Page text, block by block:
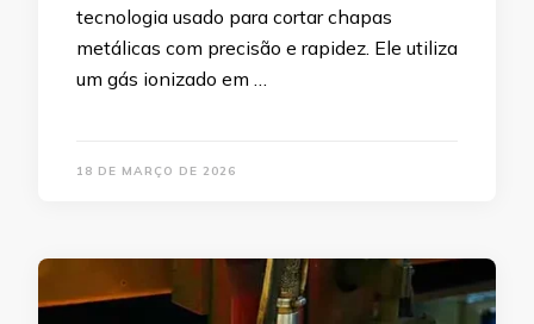
tecnologia usado para cortar chapas
metálicas com precisão e rapidez. Ele utiliza
um gás ionizado em …
18 DE MARÇO DE 2026